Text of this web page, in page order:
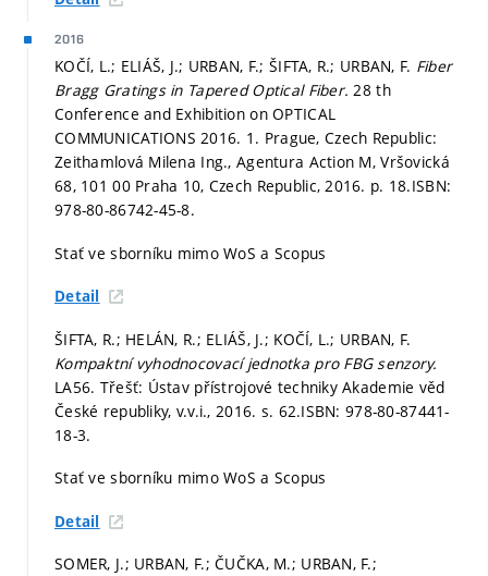
2016
KOČÍ, L.; ELIÁŠ, J.; URBAN, F.; ŠIFTA, R.; URBAN, F. Fiber
Bragg Gratings in Tapered Optical Fiber.28 th
Conference and Exhibition on OPTICAL
COMMUNICATIONS 2016. 1. Prague, Czech Republic:
Zeithamlová Milena Ing., Agentura Action M, Vršovická
68, 101 00 Praha 10, Czech Republic, 2016. p. 18.ISBN:
978-80-86742-45-8.
Stať ve sborníku mimo WoS a Scopus
Detail
ŠIFTA, R.; HELÁN, R.; ELIÁŠ, J.; KOČÍ, L.; URBAN, F.
Kompaktní vyhodnocovací jednotka pro FBG senzory.
LA56. Třešť: Ústav přístrojové techniky Akademie věd
České republiky, v.v.i., 2016. s. 62.ISBN: 978-80-87441-
18-3.
Stať ve sborníku mimo WoS a Scopus
Detail
SOMER, J.; URBAN, F.; ČUČKA, M.; URBAN, F.;